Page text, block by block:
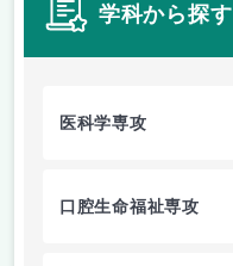
学科から探す
医科学専攻
口腔生命福祉専攻